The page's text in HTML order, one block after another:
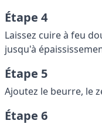
Étape 4
Laissez cuire à feu
jusqu'à
Étape 5
Ajoutez le beurre, le
Étape 6